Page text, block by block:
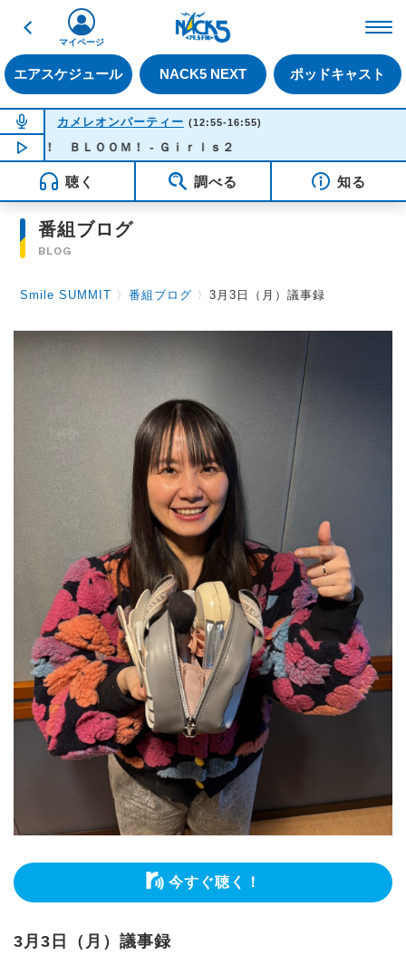
戻る
エアスケジュール NACK5 NEXT ポッドキャスト
マイページ
NOW ON AIR
カメレオンパーティー (12:55-16:55)
NOW PLAYING16:26
ＢＬＯＯＭ！ - Ｇｉｒｌｓ２
聴く 調べる 知る
番組ブログ
BLOG
Smile SUMMIT 〉番組ブログ 〉3月3日（月）議事録
今すぐ聴く！
3月3日（月）議事録